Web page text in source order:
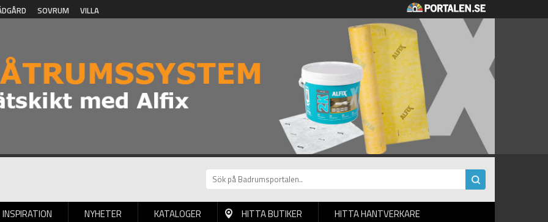
SOVRUM VILLA
INSPIRATION NYHETER KATALOGER HITTA BUTIKER HITTA HANTVERKARE